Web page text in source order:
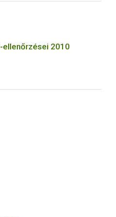
ellenőrzései 2010